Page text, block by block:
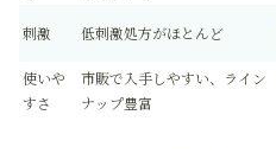
刺激 低刺激処方がほとんど
使いや
すさ
市販で入手しやすい、ライン
ナップ豊富